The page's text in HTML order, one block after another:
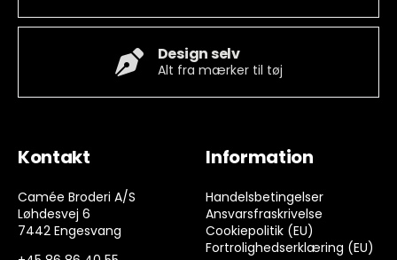
Design selv
Alt fra mærker til tøj
Kontakt
Camée Broderi A/S
Løhdesvej 6
7442 Engesvang
Information
Handelsbetingelser
Ansvarsfraskrivelse
Cookiepolitik (EU)
Fortrolighedserklæring (EU)